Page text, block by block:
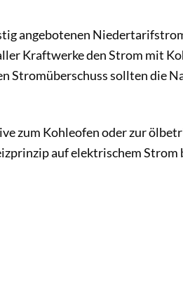
angebotenen
Kraftwerke den Strom mit
Stromüberschuss sollten die
zum Kohleofen oder zur
auf elektrischem Strom